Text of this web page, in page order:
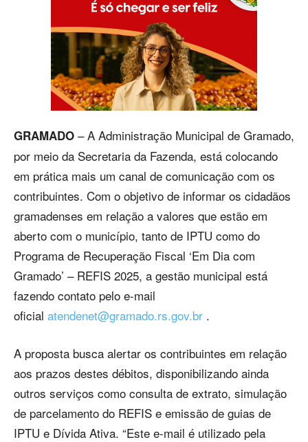
GRAMADO – A Administração Municipal de Gramado,
por meio da Secretaria da Fazenda, está colocando
em prática mais um canal de comunicação com os
contribuintes. Com o objetivo de informar os cidadãos
gramadenses em relação a valores que estão em
aberto com o município, tanto de IPTU como do
Programa de Recuperação Fiscal ‘Em Dia com
Gramado’ – REFIS 2025, a gestão municipal está
fazendo contato pelo e-mail
oficial atendenet@gramado.rs.gov.br .
A proposta busca alertar os contribuintes em relação
aos prazos destes débitos, disponibilizando ainda
outros serviços como consulta de extrato, simulação
de parcelamento do REFIS e emissão de guias de
IPTU e Dívida Ativa. “Este e-mail é utilizado pela